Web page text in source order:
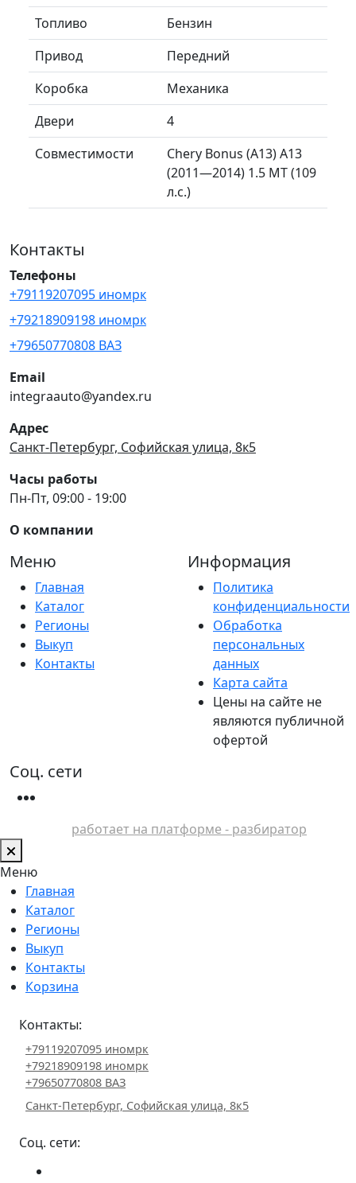
Топливо
Бензин
Привод
Передний
Коробка
Механика
Двери
4
Совместимости
Chery Bonus (A13) A13
(2011—2014) 1.5 MT (109
л.с.)
Контакты
Телефоны
+79119207095 иномрк
+79218909198 иномрк
+79650770808 ВАЗ
Email
integraauto@yandex.ru
Адрес
Санкт-Петербург, Софийская улица, 8к5
Часы работы
Пн-Пт, 09:00 - 19:00
О компании
Меню
Главная
Каталог
Регионы
Выкуп
Контакты
Информация
Политика
конфиденциальности
Обработка
персональных
данных
Карта сайта
Цены на сайте не
являются публичной
офертой
Соц. сети
работает на платформе - разбиратор
Меню
Главная
Каталог
Регионы
Выкуп
Контакты
Корзина
Контакты:
+79119207095 иномрк
+79218909198 иномрк
+79650770808 ВАЗ
Санкт-Петербург, Софийская улица, 8к5
Соц. сети: